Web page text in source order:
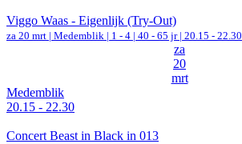
Viggo Waas - Eigenlijk (Try-Out)
za 20 mrt | Medemblik | 1 - 4 | 40 - 65 jr | 20.15 - 22.30
za
20
mrt
Medemblik
20.15 - 22.30
Concert Beast in Black in 013